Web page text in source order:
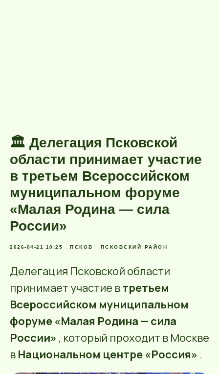
🏛️ Делегация Псковской
области принимает участие
в третьем Всероссийском
муниципальном форуме
«Малая Родина — сила
России»
2026-04-21 10:25 ПСКОВ ПСКОВСКИЙ РАЙОН
Делегация Псковской области
принимает участие втретьем
Всероссийском муниципальном
форуме «Малая Родина — сила
России» , который проходит в Москве
в Национальном центре «Россия» .